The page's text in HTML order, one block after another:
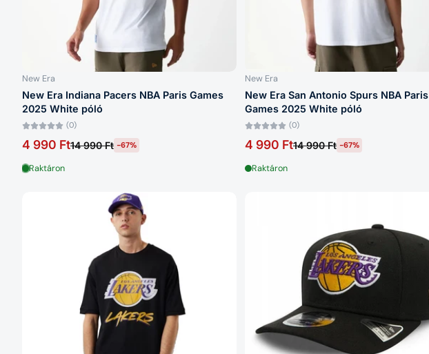
New Era
New Era Indiana Pacers NBA Paris Games
2025 White póló
(0)
4 990 Ft14 990 Ft -67%
Raktáron
New Era
New Era San Antonio Spurs NBA Paris
Games 2025 White póló
(0)
4 990 Ft14 990 Ft -67%
Raktáron